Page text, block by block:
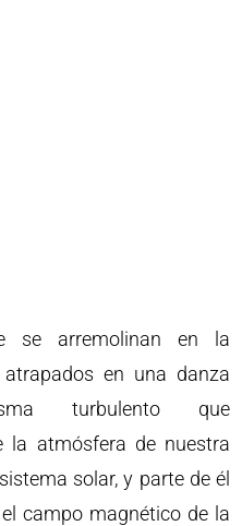
se arremolinan en la
en una danza
turbulento que
la atmósfera de nuestra
solar, y parte de él
campo magnético de la